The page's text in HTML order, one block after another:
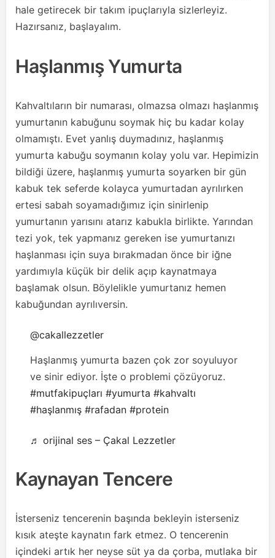
hale getirecek bir takım ipuçlarıyla sizlerleyiz.
Hazırsanız, başlayalım.
Haşlanmış Yumurta
Kahvaltıların bir numarası, olmazsa olmazı haşlanmış
yumurtanın kabuğunu soymak hiç bu kadar kolay
olmamıştı. Evet yanlış duymadınız, haşlanmış
yumurta kabuğu soymanın kolay yolu var. Hepimizin
bildiği üzere, haşlanmış yumurta soyarken bir gün
kabuk tek seferde kolayca yumurtadan ayrılırken
ertesi sabah soyamadığımız için sinirlenip
yumurtanın yarısını atarız kabukla birlikte. Yarından
tezi yok, tek yapmanız gereken ise yumurtanızı
haşlanması için suya bırakmadan önce bir iğne
yardımıyla küçük bir delik açıp kaynatmaya
başlamak olsun. Böylelikle yumurtanız hemen
kabuğundan ayrılıversin.
@cakallezzetler
Haşlanmış yumurta bazen çok zor soyuluyor
ve sinir ediyor. İşte o problemi çözüyoruz.
#mutfakipuçları #yumurta #kahvaltı
#haşlanmış #rafadan #protein
♬ orijinal ses – Çakal Lezzetler
Kaynayan Tencere
İsterseniz tencerenin başında bekleyin isterseniz
kısık ateşte kaynatın fark etmez. O tencerenin
içindeki artık her neyse süt ya da çorba, mutlaka bir